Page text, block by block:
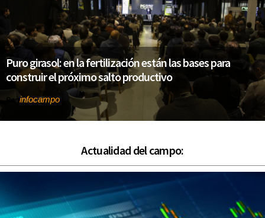
Puro girasol: en la fertilización están las bases para
construir el próximo salto productivo
Por infocampo
Actualidad del campo: